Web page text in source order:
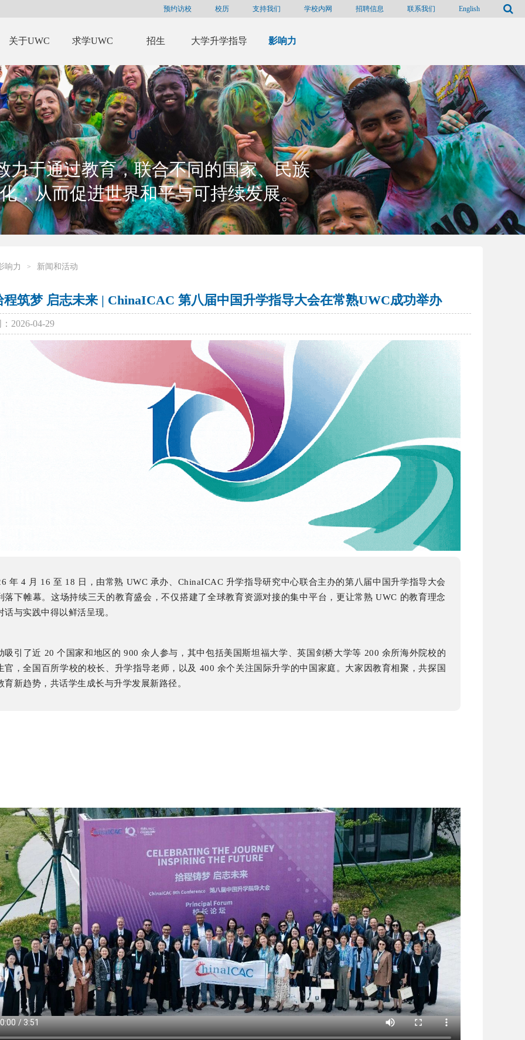
English
联系我们
招聘信息
学校内网
支持我们
校历
预约访校
关于UWC 求学UWC 招生 大学升学指导 影响力
力于通过教育，联合不同的国家、民族
，从而促进世界和平与可持续发展。
响力 > 新闻和活动
程筑梦 启志未来 | ChinaICAC 第八届中国升学指导大会在常熟UWC成功举办
2026-04-29
年 4 月 16 至 18 日，由常熟 UWC 承办、ChinaICAC 升学指导研究中心联合主办的第八届中国升学指导大会
落下帷幕。这场持续三天的教育盛会，不仅搭建了全球教育资源对接的集中平台，更让常熟 UWC 的教育理念
话与实践中得以鲜活呈现。
吸引了近 20 个国家和地区的 900 余人参与，其中包括美国斯坦福大学、英国剑桥大学等 200 余所海外院校的
官，全国百所学校的校长、升学指导老师，以及 400 余个关注国际升学的中国家庭。大家因教育相聚，共探国
育新趋势，共话学生成长与升学发展新路径。